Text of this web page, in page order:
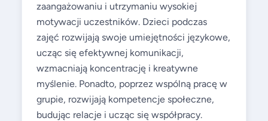
zaangażowaniu i utrzymaniu wysokiej
motywacji uczestników. Dzieci podczas
zajęć rozwijają swoje umiejętności językowe,
ucząc się efektywnej komunikacji,
wzmacniają koncentrację i kreatywne
myślenie. Ponadto, poprzez wspólną pracę w
grupie, rozwijają kompetencje społeczne,
budując relacje i ucząc się współpracy.